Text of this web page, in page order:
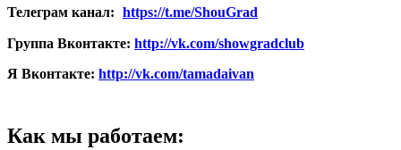
Телеграм канал: https://t.me/ShouGrad
Группа Вконтакте: http://vk.com/showgradclub
Я Вконтакте: http://vk.com/tamadaivan
Как мы работаем: